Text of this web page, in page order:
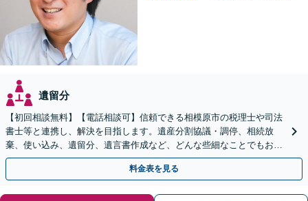
遺留分
【初回相談無料】【電話相談可】信頼できる相模原市の税理士や司法
書士等と連携し、解決を目指します。遺産分割協議・調停、相続放
棄、使い込み、遺留分、遺言書作成など、どんな些細なことでもお気
軽にご相談ください【休日・夜間面談可】【橋本駅6分】
料金表を見る